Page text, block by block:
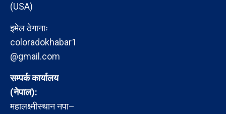
(USA)
इमेल ठेगानाः
coloradokhabar1
@gmail.com
सम्पर्क कार्यालय
(नेपाल):
महालक्ष्मीस्थान नपा–